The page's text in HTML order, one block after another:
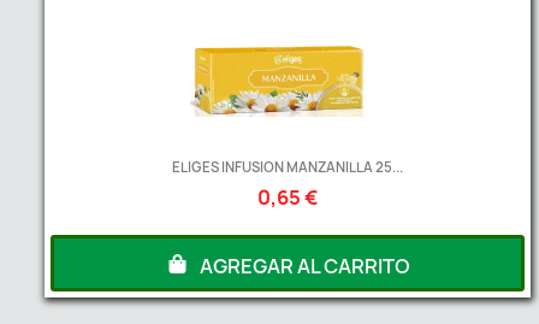
ELIGES INFUSION MANZANILLA 25...
0,65 €
AGREGAR AL CARRITO